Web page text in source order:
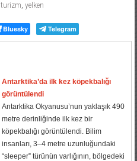
turizm, yelken
Bluesky Telegram
Antarktika’da ilk kez köpekbalığı
görüntülendi
Antarktika Okyanusu’nun yaklaşık 490
metre derinliğinde ilk kez bir
köpekbalığı görüntülendi. Bilim
insanları, 3–4 metre uzunluğundaki
“sleeper” türünün varlığının, bölgedeki